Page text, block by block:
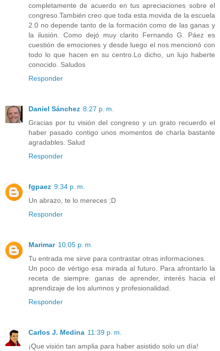
completamente de acuerdo en tus apreciaciones sobre el
congreso.También creo que toda esta movida de la escuela
2.0 no depende tanto de la formación como de las ganas y
la ilusión. Como dejó muy clarito Fernando G. Páez es
cuestión de emociones y desde luego el nos mencionó con
todo lo que hacen en su centro.Lo dicho, un lujo haberte
conocido. Saludos
Responder
Daniel Sánchez 8:27 p. m.
Gracias por tu visión del congreso y un grato recuerdo el
haber pasado contigo unos momentos de charla bastante
agradables. Salud
Responder
fgpaez 9:34 p. m.
Un abrazo, te lo mereces ;D
Responder
Marimar 10:05 p. m.
Tu entrada me sirve para contrastar otras informaciones.
Un poco de vértigo esa mirada al futuro. Para afrontarlo la
receta de siempre: ganas de aprender, interés hacia el
aprendizaje de los alumnos y profesionalidad.
Responder
Carlos J. Medina 11:39 p. m.
¡Que visión tan amplia para haber asistido solo un día!